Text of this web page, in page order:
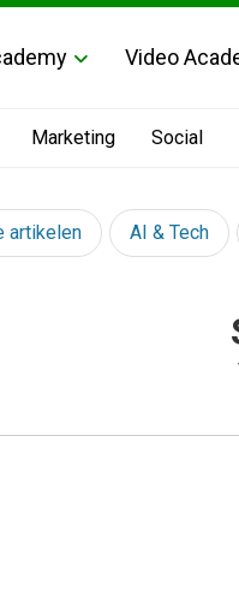
Video
Marketing Social
artikelen AI & Tech